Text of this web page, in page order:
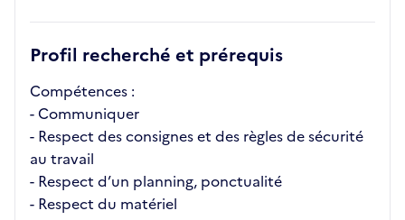
Profil recherché et prérequis
Compétences :
- Communiquer
- Respect des consignes et des règles de sécurité
au travail
- Respect d’un planning, ponctualité
- Respect du matériel